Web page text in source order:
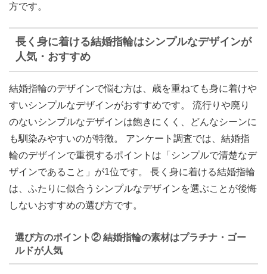
方です。
長く身に着ける結婚指輪はシンプルなデザインが
人気・おすすめ
結婚指輪のデザインで悩む方は、 歳を重ねても身に着けや
すいシンプルなデザインがおすすめです。 流行りや廃り
のないシンプルなデザインは飽きにくく、どんなシーンに
も馴染みやすいのが特徴。 アンケート調査では、結婚指
輪のデザインで重視するポイントは 「シンプルで清楚なデ
ザインであること」 が1位です。 長く身に着ける結婚指輪
は、ふたりに似合うシンプルなデザインを選ぶことが後悔
しないおすすめの選び方です。
選び方のポイント② 結婚指輪の素材はプラチナ・ゴー
ルドが人気